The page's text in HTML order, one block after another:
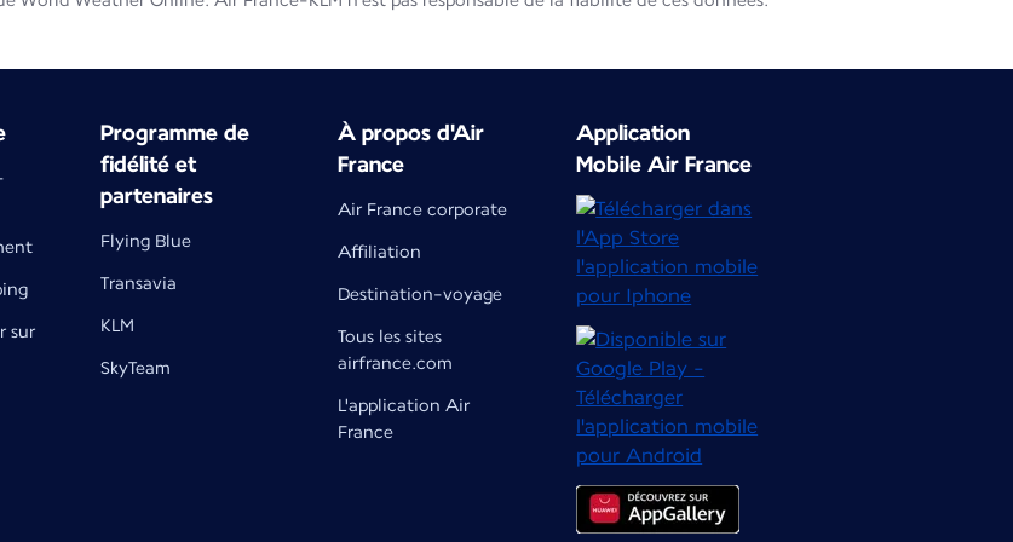
sur
Programme de
fidélité et
partenaires
Flying Blue
Transavia
KLM
SkyTeam
À propos d'Air
France
Air France corporate
Affiliation
Destination-voyage
Tous les sites
airfrance.com
L'application Air
France
Application
Mobile Air France